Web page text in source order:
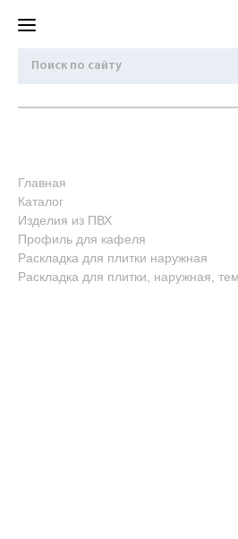
Главная
Каталог
Изделия из ПВХ
Профиль для кафеля
Раскладка для плитки наружная
Раскладка для плитки, наружная,